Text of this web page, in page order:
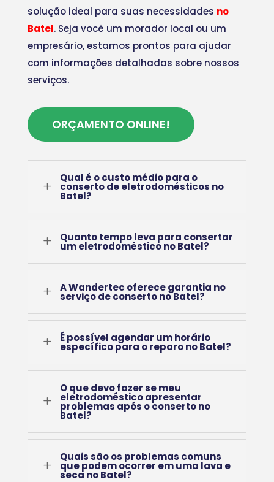
solução ideal para suas necessidades no
Batel. Seja você um morador local ou um
empresário, estamos prontos para ajudar
com informações detalhadas sobre nossos
serviços.
ORÇAMENTO ONLINE!
L
Qual é o custo médio para o
conserto de eletrodomésticos no
Batel?
L Quanto tempo leva para consertar
um eletrodoméstico no Batel?
L A Wandertec oferece garantia no
serviço de conserto no Batel?
L É possível agendar um horário
específico para o reparo no Batel?
L
O que devo fazer se meu
eletrodoméstico apresentar
problemas após o conserto no
Batel?
L
Quais são os problemas comuns
que podem ocorrer em uma lava e
seca no Batel?